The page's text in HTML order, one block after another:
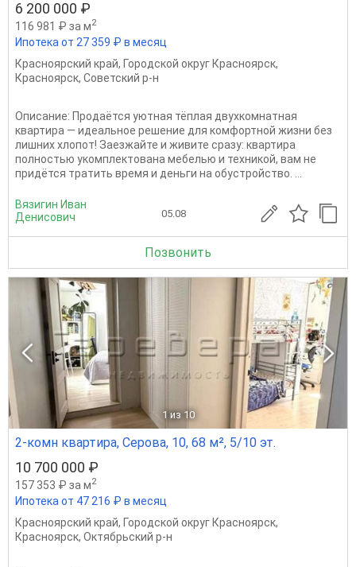
6 200 000 ₽
116 981 ₽ за м2
Ипотека от 27 359 ₽ в месяц
Красноярский край, Городской округ Красноярск,
Красноярск, Советский р-н
Описание: Продаётся уютная тёплая двухкомнатная
квартира — идеальное решение для комфортной жизни без
лишних хлопот! Заезжайте и живите сразу: квартира
полностью укомплектована мебелью и техникой, вам не
придётся тратить время и деньги на обустройство. ...
Вязигин Иван
Денисович
05.08
Позвонить
1 из 10
2-комн квартира, Серова, 10, 68 м², 5/10 эт.
10 700 000 ₽
157 353 ₽ за м2
Ипотека от 47 216 ₽ в месяц
Красноярский край, Городской округ Красноярск,
Красноярск, Октябрьский р-н